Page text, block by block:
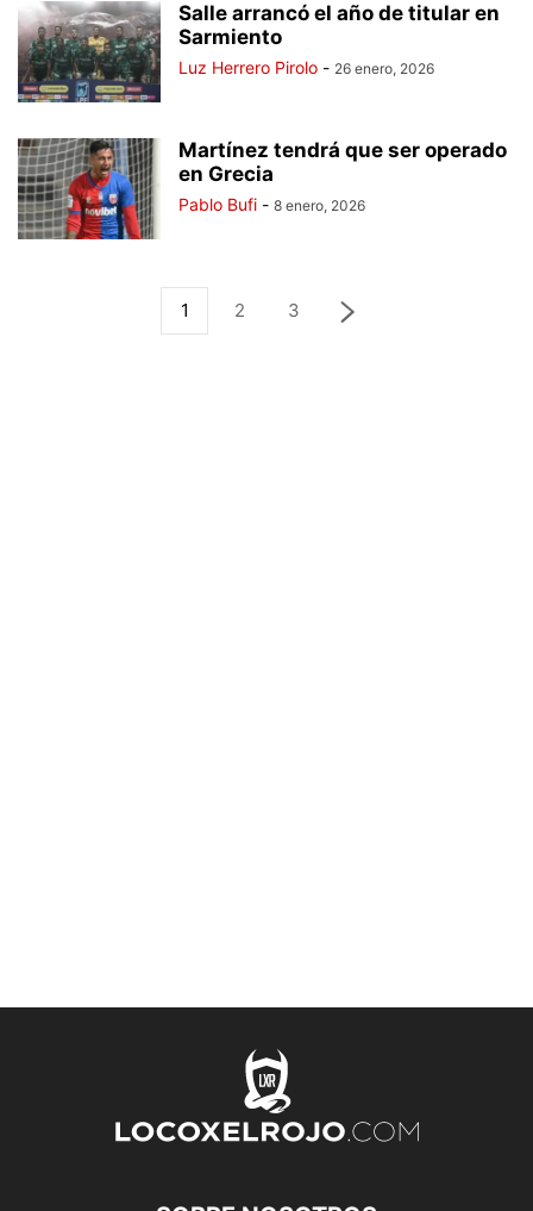
Salle arrancó el año de titular en
Sarmiento
Luz Herrero Pirolo - 26 enero, 2026
Martínez tendrá que ser operado
en Grecia
Pablo Bufi - 8 enero, 2026
1 2 3